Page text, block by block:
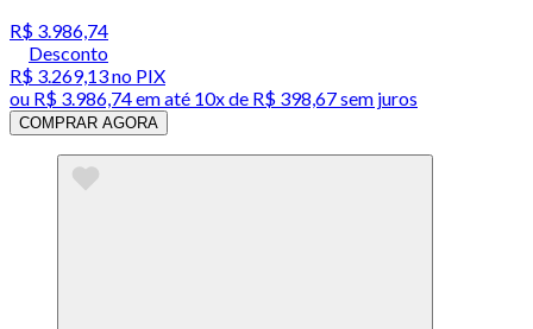
R$ 3.986,74
Desconto
R$ 3.269,13no PIX
ou R$ 3.986,74em até 10x de R$ 398,67 sem juros
COMPRAR AGORA